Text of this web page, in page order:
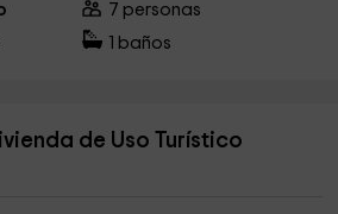
7 personas
baños
de Uso Turístico